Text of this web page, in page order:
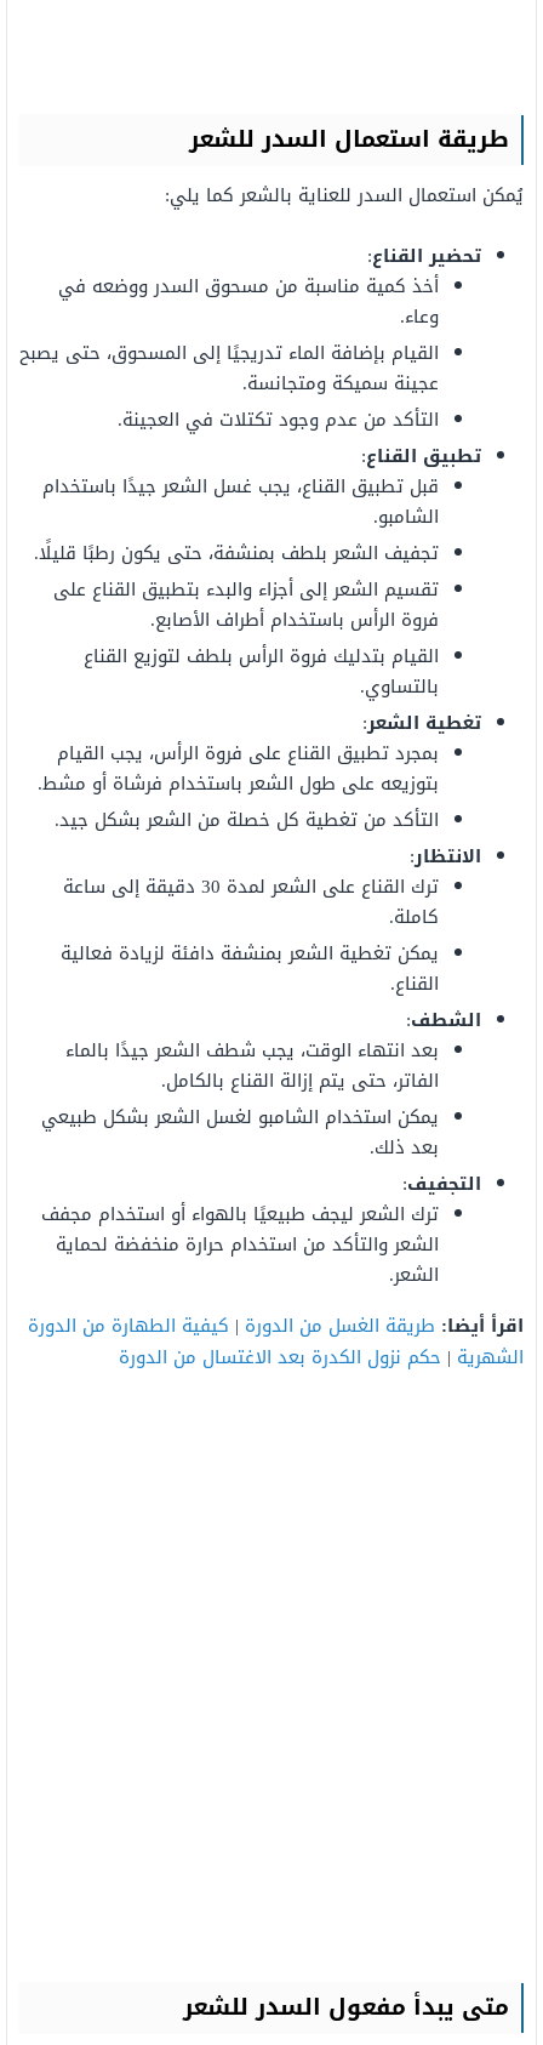
طريقة استعمال السدر للشعر
يُمكن استعمال السدر للعناية بالشعر كما يلي:
تحضير القناع:
أخذ كمية مناسبة من مسحوق السدر ووضعه في
وعاء.
القيام بإضافة الماء تدريجيًا إلى المسحوق، حتى يصبح
عجينة سميكة ومتجانسة.
التأكد من عدم وجود تكتلات في العجينة.
تطبيق القناع:
قبل تطبيق القناع، يجب غسل الشعر جيدًا باستخدام
الشامبو.
تجفيف الشعر بلطف بمنشفة، حتى يكون رطبًا قليلًا.
تقسيم الشعر إلى أجزاء والبدء بتطبيق القناع على
فروة الرأس باستخدام أطراف الأصابع.
القيام بتدليك فروة الرأس بلطف لتوزيع القناع
بالتساوي.
تغطية الشعر:
بمجرد تطبيق القناع على فروة الرأس، يجب القيام
بتوزيعه على طول الشعر باستخدام فرشاة أو مشط.
التأكد من تغطية كل خصلة من الشعر بشكل جيد.
الانتظار:
ترك القناع على الشعر لمدة 30 دقيقة إلى ساعة
كاملة.
يمكن تغطية الشعر بمنشفة دافئة لزيادة فعالية
القناع.
الشطف:
بعد انتهاء الوقت، يجب شطف الشعر جيدًا بالماء
الفاتر، حتى يتم إزالة القناع بالكامل.
يمكن استخدام الشامبو لغسل الشعر بشكل طبيعي
بعد ذلك.
التجفيف:
ترك الشعر ليجف طبيعيًا بالهواء أو استخدام مجفف
الشعر والتأكد من استخدام حرارة منخفضة لحماية
الشعر.
اقرأ أيضا: طريقة الغسل من الدورة | كيفية الطهارة من الدورة
الشهرية | حكم نزول الكدرة بعد الاغتسال من الدورة
متى يبدأ مفعول السدر للشعر